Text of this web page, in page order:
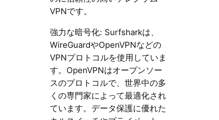
VPNです。
強力な暗号化: Surfsharkは、
WireGuardやOpenVPNなどの
VPNプロトコルを使用していま
す。OpenVPNはオープンソー
スのプロトコルで、世界中の多
くの専門家によって最適化され
ています。データ保護に優れた